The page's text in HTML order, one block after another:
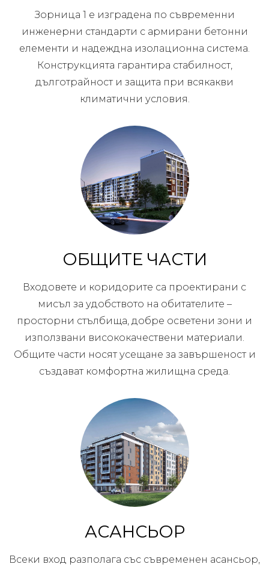
Зорница 1 е изградена по съвременни
инженерни стандарти с армирани бетонни
елементи и надеждна изолационна система.
Конструкцията гарантира стабилност,
дълготрайност и защита при всякакви
климатични условия.
ОБЩИТЕ ЧАСТИ
Входовете и коридорите са проектирани с
мисъл за удобството на обитателите –
просторни стълбища, добре осветени зони и
използвани висококачествени материали.
Общите части носят усещане за завършеност и
създават комфортна жилищна среда.
АСАНСЬОР
Всеки вход разполага със съвременен асансьор,